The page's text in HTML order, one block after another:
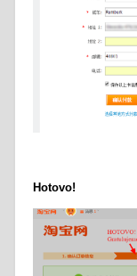
Hotovo!